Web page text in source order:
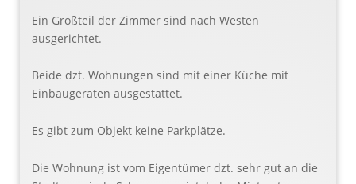
Ein Großteil der Zimmer sind nach Westen
ausgerichtet.
Beide dzt. Wohnungen sind mit einer Küche mit
Einbaugeräten ausgestattet.
Es gibt zum Objekt keine Parkplätze.
Die Wohnung ist vom Eigentümer dzt. sehr gut an die